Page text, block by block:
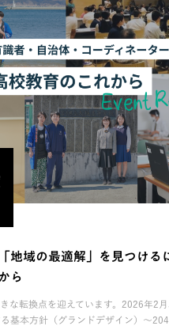
地域の最適解」を見つける
ら
な転換点を迎えています。2026年2
基本方針（グランドデザイン）〜